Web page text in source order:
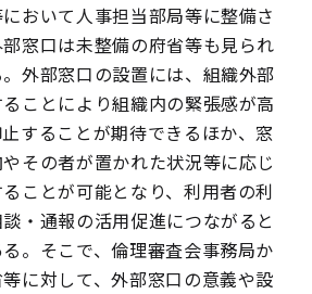
おいて人事担当部局等に整備さ
窓口は未整備の府省等も見られ
外部窓口の設置には、組織外部
ことにより組織内の緊張感が高
することが期待できるほか、窓
その者が置かれた状況等に応じ
ことが可能となり、利用者の利
・通報の活用促進につながると
。そこで、倫理審査会事務局か
に対して、外部窓口の意義や設